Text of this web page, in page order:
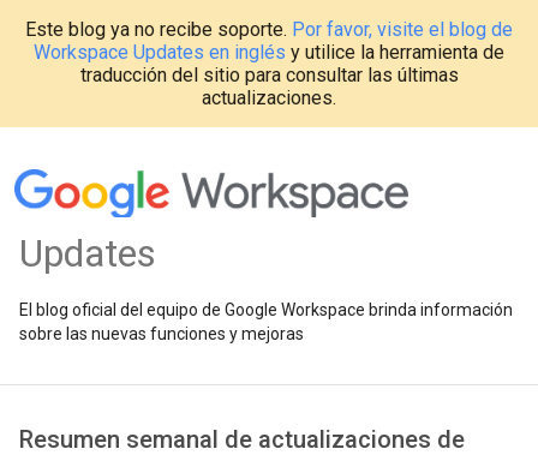
Este blog ya no recibe soporte. Por favor, visite el blog de
Workspace Updates en inglés y utilice la herramienta de
traducción del sitio para consultar las últimas
actualizaciones.
Updates
El blog oficial del equipo de Google Workspace brinda información
sobre las nuevas funciones y mejoras
Resumen semanal de actualizaciones de